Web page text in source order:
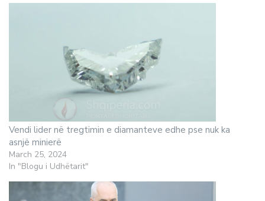
Vendi lider në tregtimin e diamanteve edhe pse nuk ka
asnjë minierë
March 25, 2024
In "Blogu i Udhëtarit"